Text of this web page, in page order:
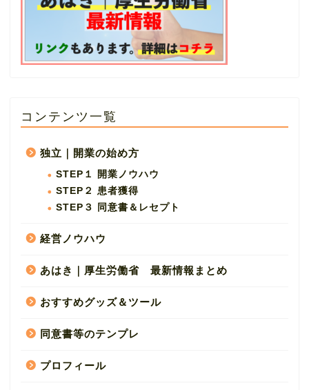
コンテンツ一覧
独立｜開業の始め方
STEP１ 開業ノウハウ
STEP２ 患者獲得
STEP３ 同意書＆レセプト
経営ノウハウ
あはき｜厚生労働省 最新情報まとめ
おすすめグッズ＆ツール
同意書等のテンプレ
プロフィール